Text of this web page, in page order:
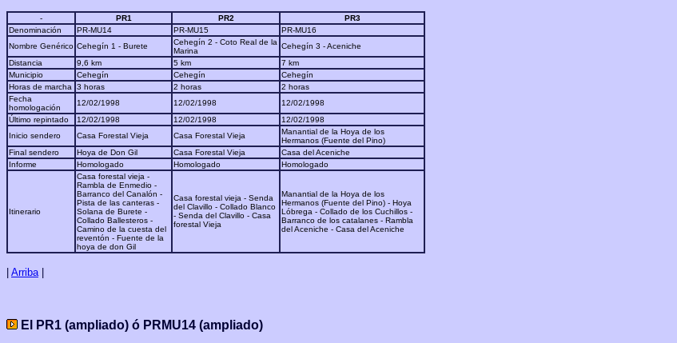
- PR1 PR2
PR3
Denominación
PR-MU14 PR-MU15
PR-MU16
Nombre Genérico Cehegín 1 - Burete
Cehegín 2 - Coto Real de la
Marina
Cehegín 3 - Aceniche
Distancia
9,6 km 5 km
7 km
Municipio
Cehegín Cehegín
Cehegín
Horas de marcha
3 horas 2 horas
2 horas
Fecha
homologación
12/02/1998 12/02/1998
12/02/1998
Último repintado
12/02/1998 12/02/1998
12/02/1998
Inicio sendero
Casa Forestal Vieja Casa Forestal Vieja
Manantial de la Hoya de los
Hermanos (Fuente del Pino)
Final sendero
Hoya de Don Gil Casa Forestal Vieja
Casa del Aceniche
Informe
Homologado Homologado Homologado
Itinerario
Casa forestal vieja -
Rambla de Enmedio -
Barranco del Canalón -
Pista de las canteras -
Solana de Burete -
Collado Ballesteros -
Camino de la cuesta del
reventón - Fuente de la
hoya de don Gil
Casa forestal vieja - Senda
del Clavillo - Collado Blanco
- Senda del Clavillo - Casa
forestal Vieja
Manantial de la Hoya de los
Hermanos (Fuente del Pino) - Hoya
Lóbrega - Collado de los Cuchillos -
Barranco de los catalanes - Rambla
del Aceniche - Casa del Aceniche
Arriba|
El PR1 (ampliado) ó PRMU14 (ampliado)